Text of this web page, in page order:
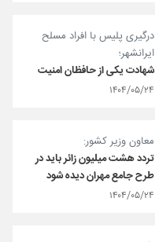
درگیری پلیس با افراد مسلح
ایرانشهر؛
شهادت یکی از حافظان امنیت
۱۴۰۴/۰۵/۲۴
معاون وزیر کشور:
تردد هشت میلیون زائر باید در
طرح جامع مهران دیده شود
۱۴۰۴/۰۵/۲۴